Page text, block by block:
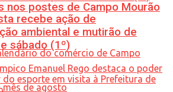
nos postes de Campo Mourão
recebe ação de
ambiental e mutirão de
sábado (1º)